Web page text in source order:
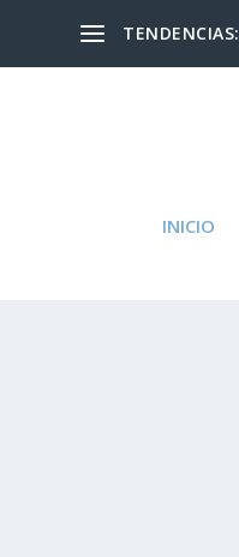
TENDENCIAS:
INICIO